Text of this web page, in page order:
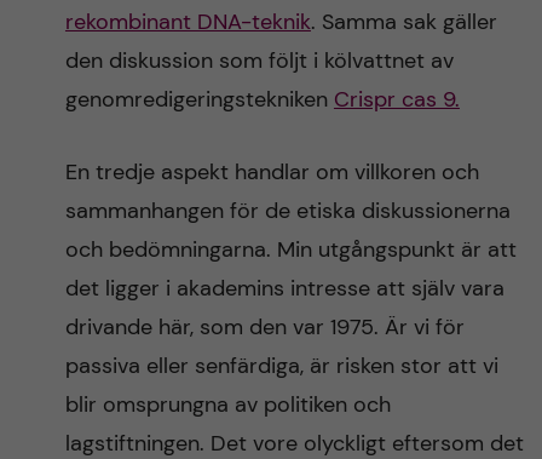
rekombinant DNA-teknik. Samma sak gäller
den diskussion som följt i kölvattnet av
genomredigeringstekniken Crispr cas 9.
En tredje aspekt handlar om villkoren och
sammanhangen för de etiska diskussionerna
och bedömningarna. Min utgångspunkt är att
det ligger i akademins intresse att själv vara
drivande här, som den var 1975. Är vi för
passiva eller senfärdiga, är risken stor att vi
blir omsprungna av politiken och
lagstiftningen. Det vore olyckligt eftersom det